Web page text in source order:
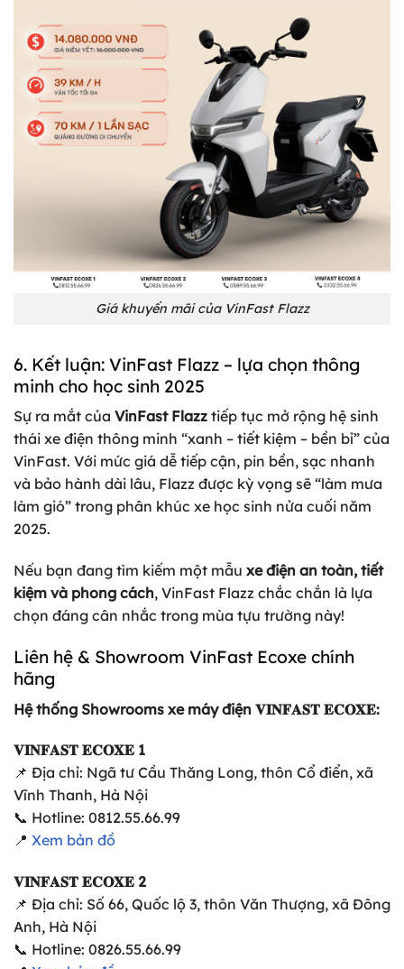
Giá khuyến mãi của VinFast Flazz
6. Kết luận: VinFast Flazz – lựa chọn thông
minh cho học sinh 2025
Sự ra mắt của VinFast Flazz tiếp tục mở rộng hệ sinh
thái xe điện thông minh “xanh – tiết kiệm – bền bỉ” của
VinFast. Với mức giá dễ tiếp cận, pin bền, sạc nhanh
và bảo hành dài lâu, Flazz được kỳ vọng sẽ “làm mưa
làm gió” trong phân khúc xe học sinh nửa cuối năm
2025.
Nếu bạn đang tìm kiếm một mẫu xe điện an toàn, tiết
kiệm và phong cách, VinFast Flazz chắc chắn là lựa
chọn đáng cân nhắc trong mùa tựu trường này!
Liên hệ & Showroom VinFast Ecoxe chính
hãng
Hệ thống Showrooms xe máy điện 𝐕𝐈𝐍𝐅𝐀𝐒𝐓 𝐄𝐂𝐎𝐗𝐄:
𝐕𝐈𝐍𝐅𝐀𝐒𝐓 𝐄𝐂𝐎𝐗𝐄 1
📌 Địa chỉ: Ngã tư Cầu Thăng Long, thôn Cổ điển, xã
Vĩnh Thanh, Hà Nội
📞 Hotline: 0812.55.66.99
📍 Xem bản đồ
𝐕𝐈𝐍𝐅𝐀𝐒𝐓 𝐄𝐂𝐎𝐗𝐄 2
📌 Địa chỉ: Số 66, Quốc lộ 3, thôn Văn Thượng, xã Đông
Anh, Hà Nội
📞 Hotline: 0826.55.66.99